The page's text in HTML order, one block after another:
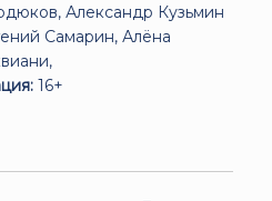
Александр Кузьмин
Самарин, Алёна
16+